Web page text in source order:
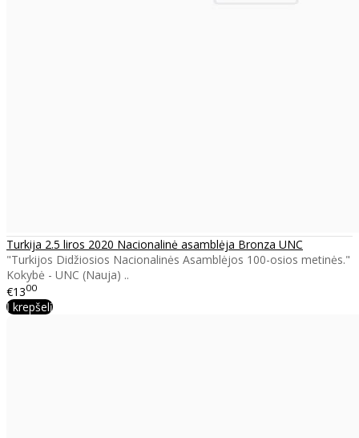
Turkija 2.5 liros 2020 Nacionalinė asamblėja Bronza UNC
"Turkijos Didžiosios Nacionalinės Asamblėjos 100-osios metinės."
Kokybė - UNC (Nauja) ..
€1300
Į krepšelį